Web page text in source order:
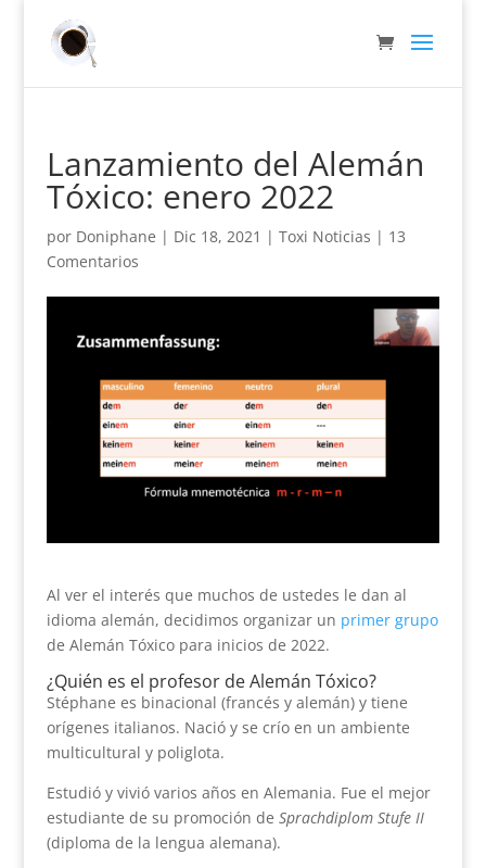
Lanzamiento del Alemán
Tóxico: enero 2022
por Doniphane | Dic 18, 2021 | Toxi Noticias | 13
Comentarios
Al ver el interés que muchos de ustedes le dan al
idioma alemán, decidimos organizar un primer grupo
de Alemán Tóxico para inicios de 2022.
¿Quién es el profesor de Alemán Tóxico?
Stéphane es binacional (francés y alemán) y tiene
orígenes italianos. Nació y se crío en un ambiente
multicultural y poliglota.
Estudió y vivió varios años en Alemania. Fue el mejor
estudiante de su promoción de Sprachdiplom Stufe II
(diploma de la lengua alemana).